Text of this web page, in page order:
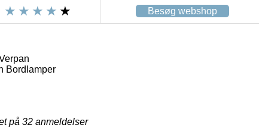
Besøg webshop
Bordlamper
på 32 anmeldelser